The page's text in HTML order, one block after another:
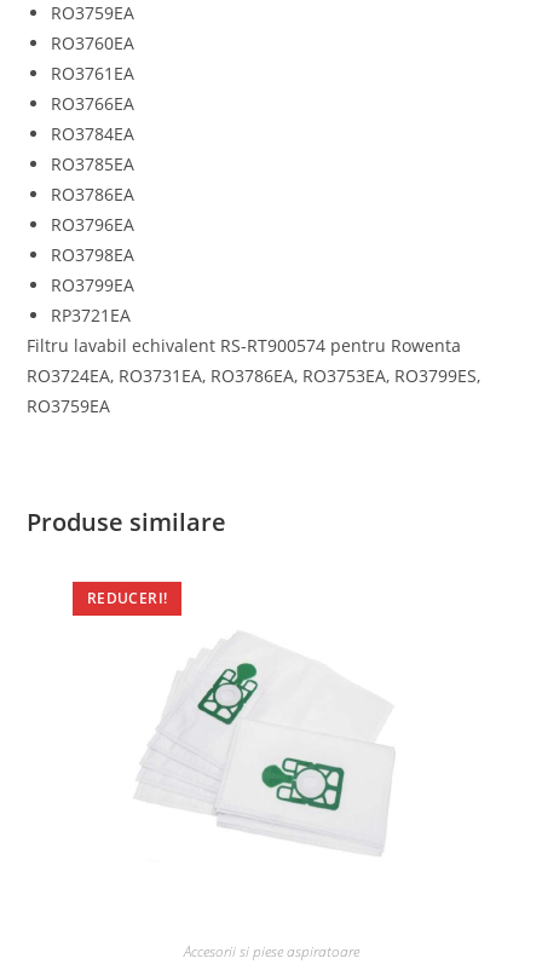
RO3759EA
RO3760EA
RO3761EA
RO3766EA
RO3784EA
RO3785EA
RO3786EA
RO3796EA
RO3798EA
RO3799EA
RP3721EA
Filtru lavabil echivalent RS-RT900574 pentru Rowenta
RO3724EA, RO3731EA, RO3786EA, RO3753EA, RO3799ES,
RO3759EA
Produse similare
REDUCERI!
Accesorii si piese aspiratoare